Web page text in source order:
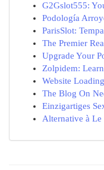
G2Gslot555:
Podología
ParisSlot:
The Premier
Upgrade Your
Zolpidem:
Website
The Blog On
Einzigartiges
Alternative à Le